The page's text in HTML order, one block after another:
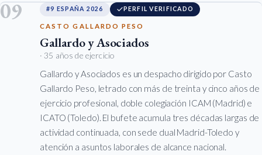
09 #9 ESPAÑA 2026 PERFIL VERIFICADO
CASTO GALLARDO PESO
Gallardo y Asociados
· 35 años de ejercicio
Gallardo y Asociados es un despacho dirigido por Casto
Gallardo Peso, letrado con más de treinta y cinco años de
ejercicio profesional, doble colegiación ICAM (Madrid) e
ICATO (Toledo). El bufete acumula tres décadas largas de
actividad continuada, con sede dual Madrid-Toledo y
atención a asuntos laborales de alcance nacional.